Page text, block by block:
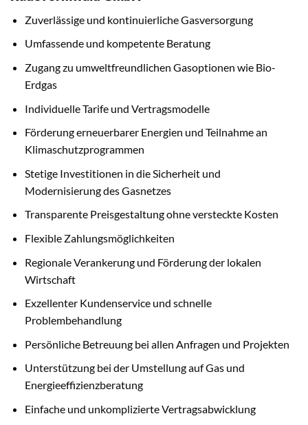
Zuverlässige und kontinuierliche Gasversorgung
Umfassende und kompetente Beratung
Zugang zu umweltfreundlichen Gasoptionen wie Bio-
Erdgas
Individuelle Tarife und Vertragsmodelle
Förderung erneuerbarer Energien und Teilnahme an
Klimaschutzprogrammen
Stetige Investitionen in die Sicherheit und
Modernisierung des Gasnetzes
Transparente Preisgestaltung ohne versteckte Kosten
Flexible Zahlungsmöglichkeiten
Regionale Verankerung und Förderung der lokalen
Wirtschaft
Exzellenter Kundenservice und schnelle
Problembehandlung
Persönliche Betreuung bei allen Anfragen und Projekten
Unterstützung bei der Umstellung auf Gas und
Energieeffizienzberatung
Einfache und unkomplizierte Vertragsabwicklung